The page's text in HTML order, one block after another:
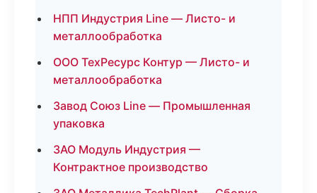
НПП Индустрия Line — Листо- и
металлообработка
ООО ТехРесурс Контур — Листо- и
металлообработка
Завод Союз Line — Промышленная
упаковка
ЗАО Модуль Индустрия —
Контрактное производство